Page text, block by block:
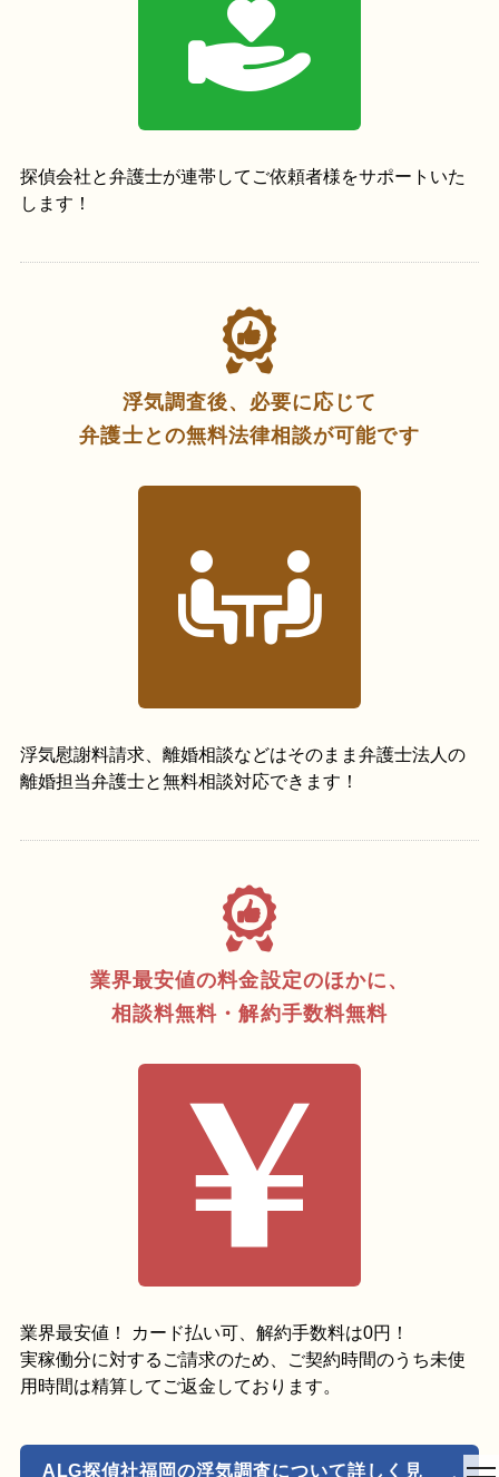
探偵会社と弁護士が連帯してご依頼者様をサポートいた
します！
浮気調査後、必要に応じて
弁護士との無料法律相談が可能です
浮気慰謝料請求、離婚相談などはそのまま弁護士法人の
離婚担当弁護士と無料相談対応できます！
業界最安値の料金設定のほかに、
相談料無料・解約手数料無料
業界最安値！ カード払い可、解約手数料は0円！
実稼働分に対するご請求のため、ご契約時間のうち未使
用時間は精算してご返金しております。
ALG探偵社福岡の浮気調査について詳しく見